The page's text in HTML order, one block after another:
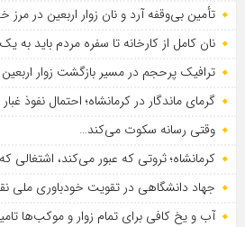
تأمین بی‌وقفه آرد و نان زوار اربعین در
نان کامل از کارخانه تا سفره مردم باید
ترافیک پرحجم در مسیر بازگشت زوار اربعین
گرمای ماندگار در کرمانشاه؛ احتمال نفوذ
وقتی رسانه سکوت می‌کند…
کرمانشاه؛ ثروتی که عبور می‌کند، اشتغالی
جهاد دانشگاهی در تقویت خودباوری ملی
آب و یخ کافی برای تمام زوار و موکب‌ها